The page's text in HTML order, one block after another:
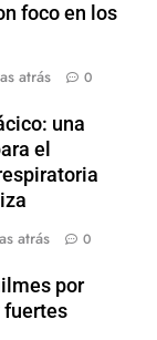
foco en los
atrás 0
una
el
atrás 0
por
fuertes